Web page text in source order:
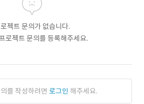
젝트 문의가 없습니다.
로젝트 문의를 등록해주세요.
를 작성하려면 로그인 해주세요.